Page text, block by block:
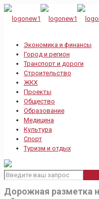
Экономика и финансы
Город и регион
Транспорт и дороги
Строительство
ЖКХ
Проекты
Общество
Образование
Медицина
Культура
Спорт
Туризм и отдых
Дорожная разметка